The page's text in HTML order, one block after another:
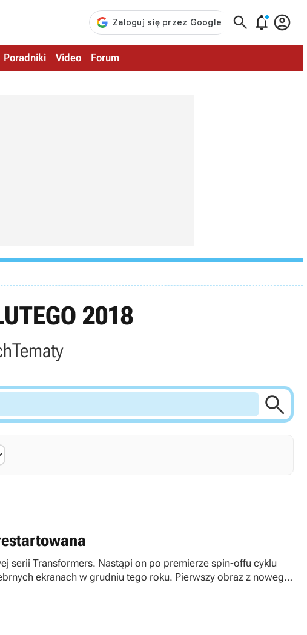
  
Poradniki Video Forum
2018
Tematy

serii Transformers. Nastąpi on po premierze spin-offu cyklu
ekranach w grudniu tego roku. Pierwszy obraz z nowego
niż za trzy lata.